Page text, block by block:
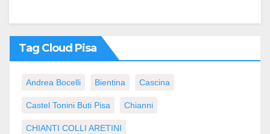
Tag Cloud Pisa
Andrea Bocelli Bientina Cascina
Castel Tonini Buti Pisa Chianni
CHIANTI COLLI ARETINI